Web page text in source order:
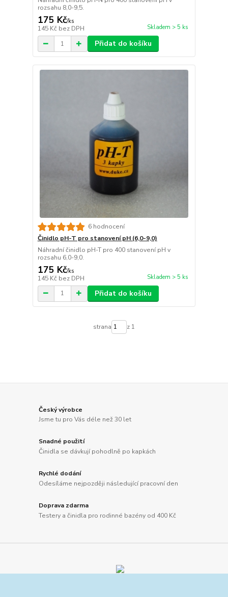
rozsahu 8,0-9,5.
175 Kč/ks
145 Kč bez DPH Skladem > 5 ks
Přidat do košíku
6 hodnocení
Činidlo pH-T pro stanovení pH (6,0-9,0)
Náhradní činidlo pH-T pro 400 stanovení pH v
rozsahu 6,0-9,0.
175 Kč/ks
145 Kč bez DPH Skladem > 5 ks
Přidat do košíku
strana z 1
Český výrobce
Jsme tu pro Vás déle než 30 let
Snadné použití
Činidla se dávkují pohodlně po kapkách
Rychlé dodání
Odesíláme nejpozději následující pracovní den
Doprava zdarma
Testery a činidla pro rodinné bazény od 400 Kč